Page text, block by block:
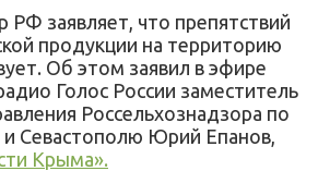
РФ заявляет, что препятствий
продукции на территорию
Об этом заявил в эфире
Голос России заместитель
Россельхознадзора по
Севастополю Юрий Епанов,
Крыма».